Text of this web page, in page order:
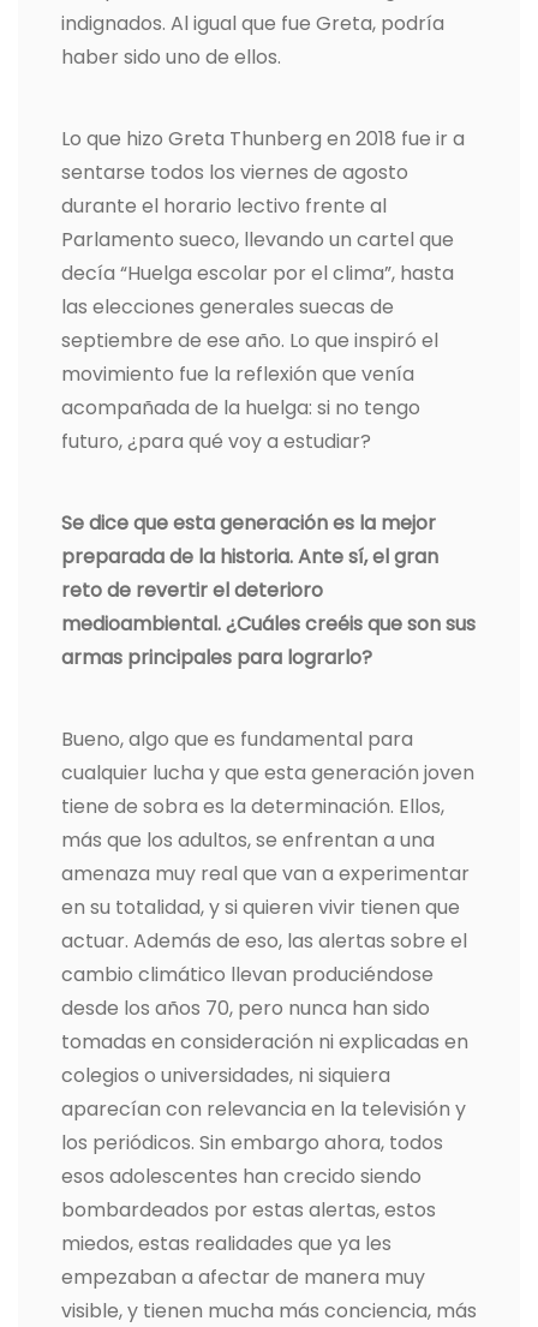
indignados. Al igual que fue Greta, podría
haber sido uno de ellos.
Lo que hizo Greta Thunberg en 2018 fue ir a
sentarse todos los viernes de agosto
durante el horario lectivo frente al
Parlamento sueco, llevando un cartel que
decía “Huelga escolar por el clima”, hasta
las elecciones generales suecas de
septiembre de ese año. Lo que inspiró el
movimiento fue la reflexión que venía
acompañada de la huelga: si no tengo
futuro, ¿para qué voy a estudiar?
Se dice que esta generación es la mejor
preparada de la historia. Ante sí, el gran
reto de revertir el deterioro
medioambiental. ¿Cuáles creéis que son sus
armas principales para lograrlo?
Bueno, algo que es fundamental para
cualquier lucha y que esta generación joven
tiene de sobra es la determinación. Ellos,
más que los adultos, se enfrentan a una
amenaza muy real que van a experimentar
en su totalidad, y si quieren vivir tienen que
actuar. Además de eso, las alertas sobre el
cambio climático llevan produciéndose
desde los años 70, pero nunca han sido
tomadas en consideración ni explicadas en
colegios o universidades, ni siquiera
aparecían con relevancia en la televisión y
los periódicos. Sin embargo ahora, todos
esos adolescentes han crecido siendo
bombardeados por estas alertas, estos
miedos, estas realidades que ya les
empezaban a afectar de manera muy
visible, y tienen mucha más conciencia, más